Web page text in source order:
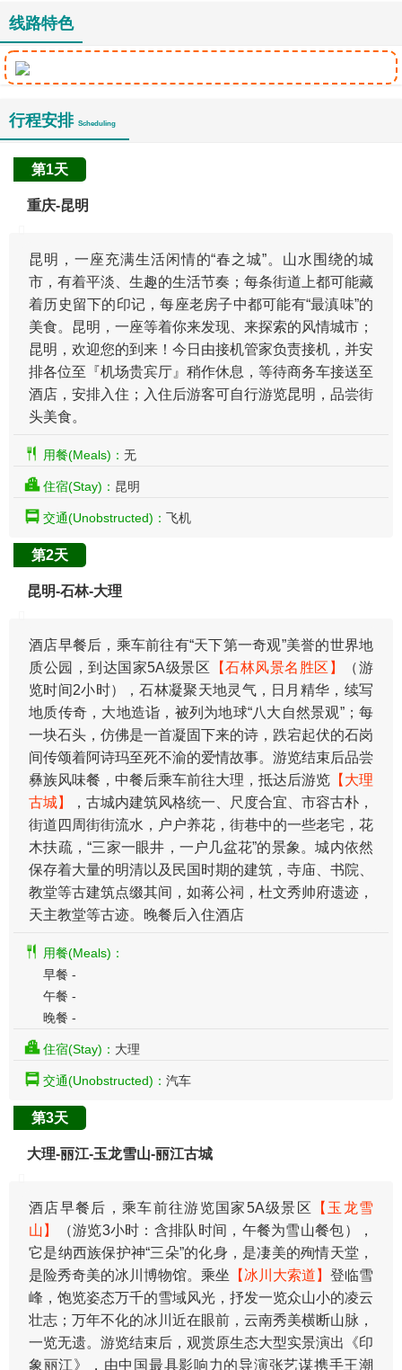
线路特色
行程安排 Scheduling
第1天
重庆-昆明
昆明，一座充满生活闲情的“春之城”。山水围绕的城
市，有着平淡、生趣的生活节奏；每条街道上都可能藏
着历史留下的印记，每座老房子中都可能有“最滇味”的
美食。昆明，一座等着你来发现、来探索的风情城市；
昆明，欢迎您的到来！今日由接机管家负责接机，并安
排各位至『机场贵宾厅』稍作休息，等待商务车接送至
酒店，安排入住；入住后游客可自行游览昆明，品尝街
头美食。
用餐(Meals)： 无
住宿(Stay)： 昆明
交通(Unobstructed)： 飞机
第2天
昆明-石林-大理
酒店早餐后，乘车前往有“天下第一奇观”美誉的世界地
质公园，到达国家5A级景区 【石林风景名胜区】
（游
览时间2小时），石林凝聚天地灵气，日月精华，续写
地质传奇，大地造诣，被列为地球“八大自然景观”；每
一块石头，仿佛是一首凝固下来的诗，跌宕起伏的石岗
间传颂着阿诗玛至死不渝的爱情故事。游览结束后品尝
彝族风味餐，中餐后乘车前往大理，抵达后游览 【大理
古城】
，古城内建筑风格统一、尺度合宜、市容古朴，
街道四周街街流水，户户养花，街巷中的一些老宅，花
木扶疏，“三家一眼井，一户几盆花”的景象。城内依然
保存着大量的明清以及民国时期的建筑，寺庙、书院、
教堂等古建筑点缀其间，如蒋公祠，杜文秀帅府遗迹，
天主教堂等古迹。晚餐后入住酒店
用餐(Meals)：
早餐 -
午餐 -
晚餐 -
住宿(Stay)： 大理
交通(Unobstructed)： 汽车
第3天
大理-丽江-玉龙雪山-丽江古城
酒店早餐后，乘车前往游览国家5A级景区
【玉龙雪
山】
（游览3小时：含排队时间，午餐为雪山餐包），
它是纳西族保护神“三朵”的化身，是凄美的殉情天堂，
是险秀奇美的冰川博物馆。乘坐 【冰川大索道】 登临雪
峰，饱览姿态万千的雪域风光，抒发一览众山小的凌云
壮志；万年不化的冰川近在眼前，云南秀美横断山脉，
一览无遗。游览结束后，观赏原生态大型实景演出《印
象丽江》，由中国最具影响力的导演张艺谋携手王潮